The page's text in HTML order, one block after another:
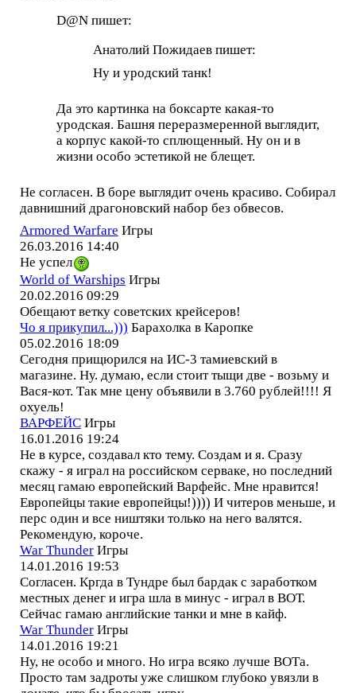
D@N пишет:
Анатолий Пожидаев пишет:
Ну и уродский танк!
Да это картинка на боксарте какая-то
уродская. Башня переразмеренной выглядит,
а корпус какой-то сплющенный. Ну он и в
жизни особо эстетикой не блещет.
Не согласен. В боре выглядит очень красиво. Собирал
давнишний драгоновский набор без обвесов.
Armored Warfare Игры
26.03.2016 14:40
Не успел
World of Warships Игры
20.02.2016 09:29
Обещают ветку советских крейсеров!
Чо я прикупил...))) Барахолка в Каропке
05.02.2016 18:09
Сегодня прищюрился на ИС-3 тамиевский в
магазине. Ну. думаю, если стоит тыщи две - возьму и
Вася-кот. Так мне цену объявили в 3.760 рублей!!!! Я
охуель!
ВАРФЕЙС Игры
16.01.2016 19:24
Не в курсе, создавал кто тему. Создам и я. Сразу
скажу - я играл на российском серваке, но последний
месяц гамаю европейский Варфейс. Мне нравится!
Европейцы такие европейцы!)))) И читеров меньше, и
перс один и все ништяки только на него валятся.
Рекомендую, короче.
War Thunder Игры
14.01.2016 19:53
Согласен. Кргда в Тундре был бардак с заработком
местных денег и игра шла в минус - играл в ВОТ.
Сейчас гамаю английские танки и мне в кайф.
War Thunder Игры
14.01.2016 19:21
Ну, не особо и много. Но игра всяко лучше ВОТа.
Просто там задроты уже слишком глубоко увязли в